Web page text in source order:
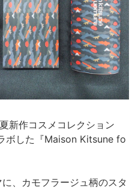
新作コスメコレクション
ボした『Maison Kitsune fo
、カモフラージュ柄のスタ